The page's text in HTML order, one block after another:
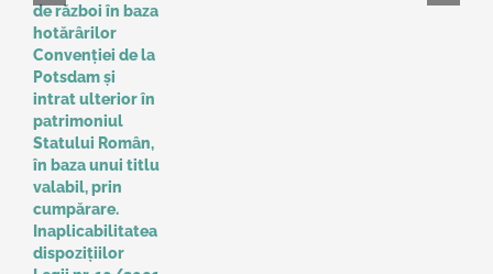
de război în baza
hotărârilor
Convenţiei de la
Potsdam și
intrat ulterior în
patrimoniul
Statului Român,
în baza unui titlu
valabil, prin
cumpărare.
Inaplicabilitatea
dispozițiilor